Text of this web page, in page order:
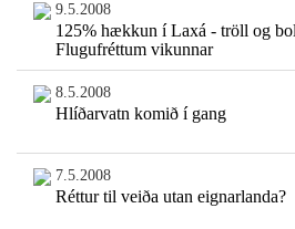
9.5.2008
125% hækkun í Laxá - tröll og
Flugufréttum vikunnar
8.5.2008
Hlíðarvatn komið í gang
7.5.2008
Réttur til veiða utan eignarlanda?